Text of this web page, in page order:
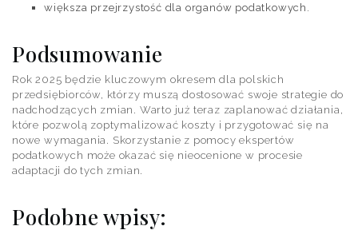
większa przejrzystość dla organów podatkowych.
Podsumowanie
Rok 2025 będzie kluczowym okresem dla polskich
przedsiębiorców, którzy muszą dostosować swoje strategie do
nadchodzących zmian. Warto już teraz zaplanować działania,
które pozwolą zoptymalizować koszty i przygotować się na
nowe wymagania. Skorzystanie z pomocy ekspertów
podatkowych może okazać się nieocenione w procesie
adaptacji do tych zmian.
Podobne wpisy: